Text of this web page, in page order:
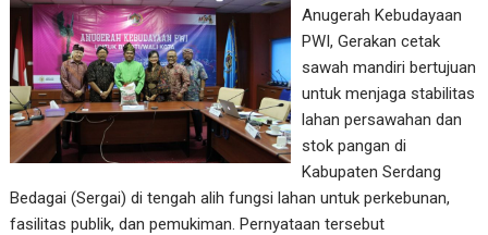
Anugerah Kebudayaan
PWI, Gerakan cetak
sawah mandiri bertujuan
untuk menjaga stabilitas
lahan persawahan dan
stok pangan di
Kabupaten Serdang
Bedagai (Sergai) di tengah alih fungsi lahan untuk perkebunan,
fasilitas publik, dan pemukiman. Pernyataan tersebut